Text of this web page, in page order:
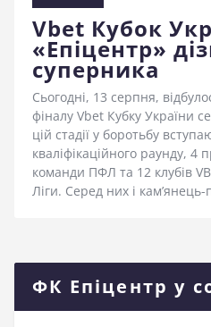
Vbet Кубок
«Епіцентр»
суперника
Сьогодні, 13 серпня,
фіналу Vbet Кубку України
цій стадії у боротьбу
кваліфікаційного раунду,
команди ПФЛ та 12 клубів
Ліги. Серед них і
ФК Епіцентр у